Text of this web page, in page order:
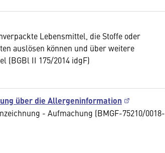
Lebensmittel, die Stoffe oder
auslösen können und über weitere
(BGBl II 175/2014 idgF)
über die Allergeninformation
- Aufmachung (BMGF-75210/0018-